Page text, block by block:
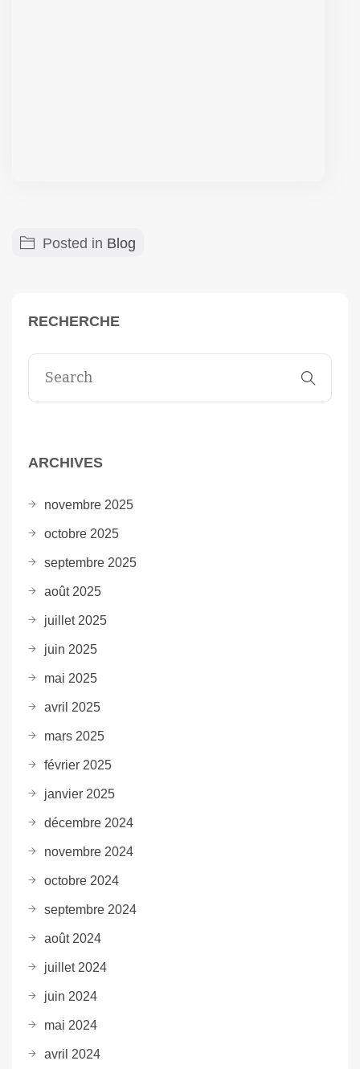
Posted in Blog
RECHERCHE
ARCHIVES
novembre 2025
octobre 2025
septembre 2025
août 2025
juillet 2025
juin 2025
mai 2025
avril 2025
mars 2025
février 2025
janvier 2025
décembre 2024
novembre 2024
octobre 2024
septembre 2024
août 2024
juillet 2024
juin 2024
mai 2024
avril 2024